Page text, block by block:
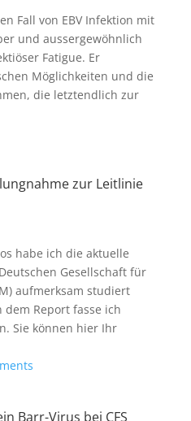
Fall von EBV Infektion mit
und aussergewöhnlich
Fatigue. Er
Möglichkeiten und die
die letztendlich zur
zur Leitlinie
habe ich die aktuelle
Gesellschaft für
aufmerksam studiert
Report fasse ich
Sie können hier Ihr
Barr-Virus bei CFS